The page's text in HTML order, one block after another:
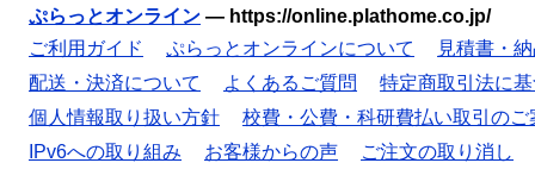
ぷらっとオンライン — https://online.plathome.co.jp/
ご利用ガイド
ぷらっとオンラインについて
見積書・
配送・決済について
よくあるご質問
特定商取引法に
個人情報取り扱い方針
校費・公費・科研費払い取引のご
IPv6への取り組み
お客様からの声 ご注文の取り消し